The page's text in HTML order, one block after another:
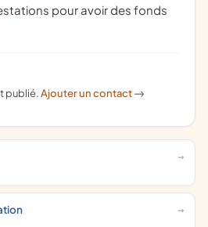
pour avoir des fonds
publié.Ajouter un contact ->